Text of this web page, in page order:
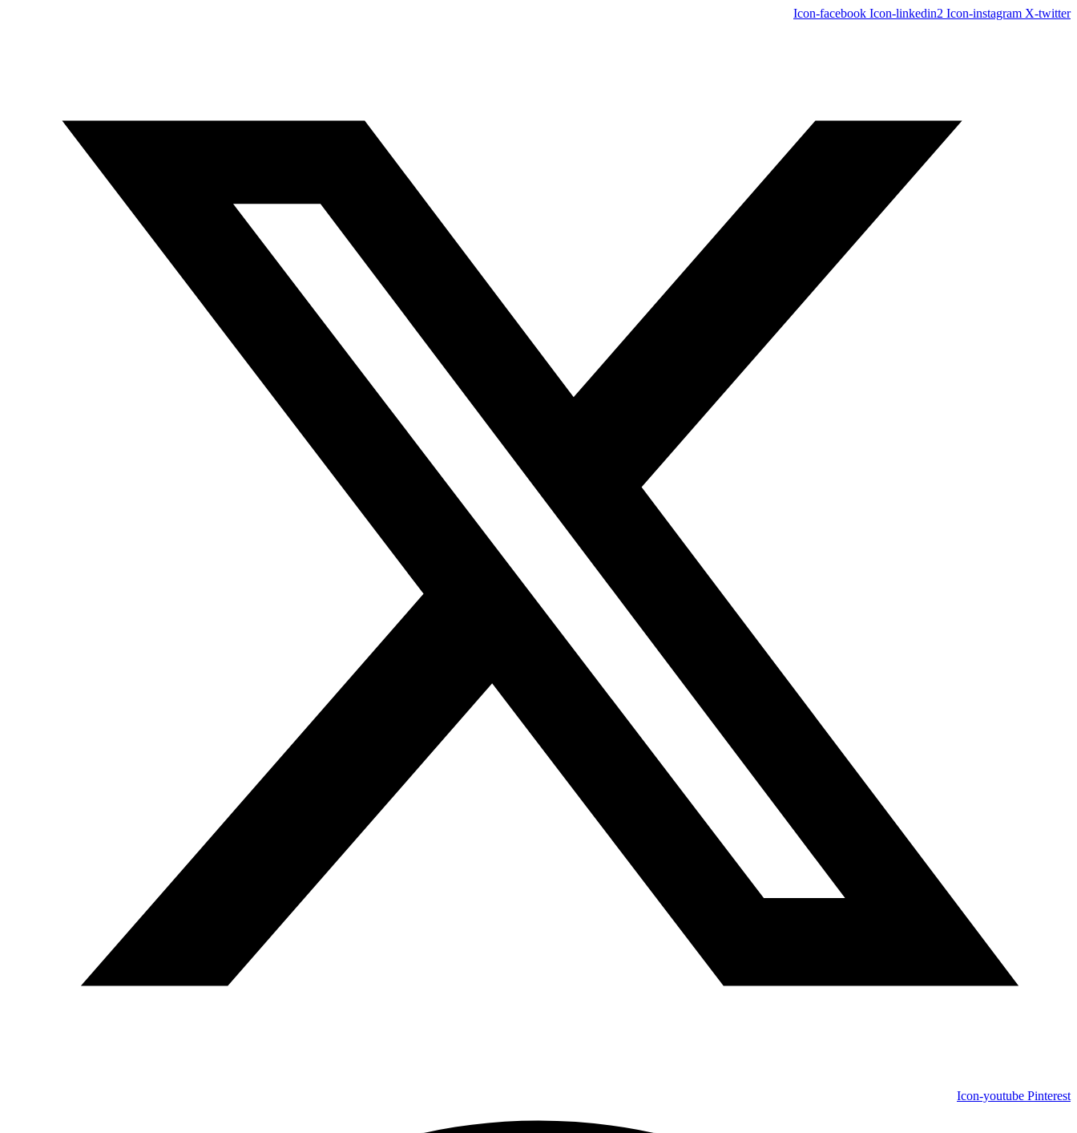
Icon-facebook Icon-linkedin2 Icon-instagram X-twitter
Icon-youtube Pinterest